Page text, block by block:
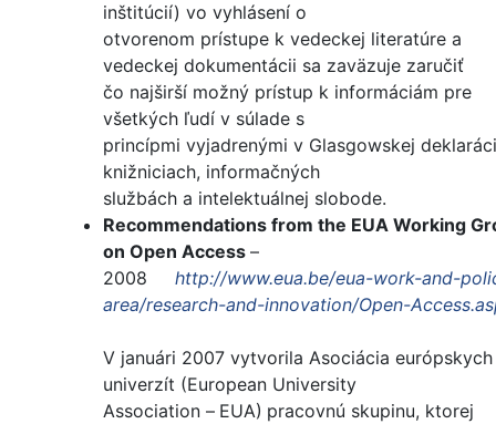
inštitúcií) vo vyhlásení o
otvorenom prístupe k vedeckej literatúre a
vedeckej dokumentácii sa zaväzuje zaručiť
čo najširší možný prístup k informáciám pre
všetkých ľudí v súlade s
princípmi vyjadrenými v Glasgowskej
knižniciach, informačných
službách a intelektuálnej slobode.
Recommendations from the EUA Working
on Open Access –
2008
http://www.eua.be/eua-work-and-
area/research-and-innovation/Open-
V januári 2007 vytvorila Asociácia európskych
univerzít (European University
Association – EUA) pracovnú skupinu, ktorej